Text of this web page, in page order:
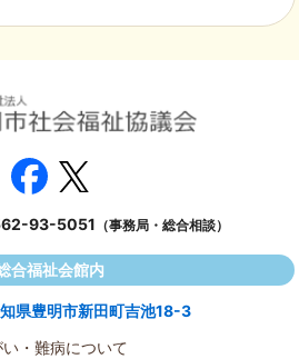
93-5051 （事務局・総合相談）
合福祉会館内
県豊明市新田町吉池18-3
・難病について